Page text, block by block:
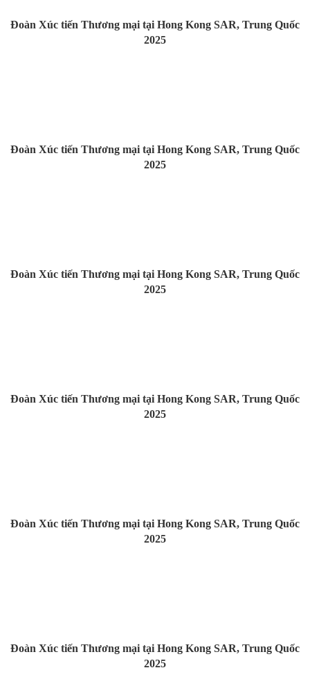
Đoàn Xúc tiến Thương mại tại Hong Kong SAR, Trung Quốc
2025
Đoàn Xúc tiến Thương mại tại Hong Kong SAR, Trung Quốc
2025
Đoàn Xúc tiến Thương mại tại Hong Kong SAR, Trung Quốc
2025
Đoàn Xúc tiến Thương mại tại Hong Kong SAR, Trung Quốc
2025
Đoàn Xúc tiến Thương mại tại Hong Kong SAR, Trung Quốc
2025
Đoàn Xúc tiến Thương mại tại Hong Kong SAR, Trung Quốc
2025